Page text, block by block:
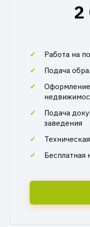
2
Работа на
Подача
Подача
заведения
Бесплатная